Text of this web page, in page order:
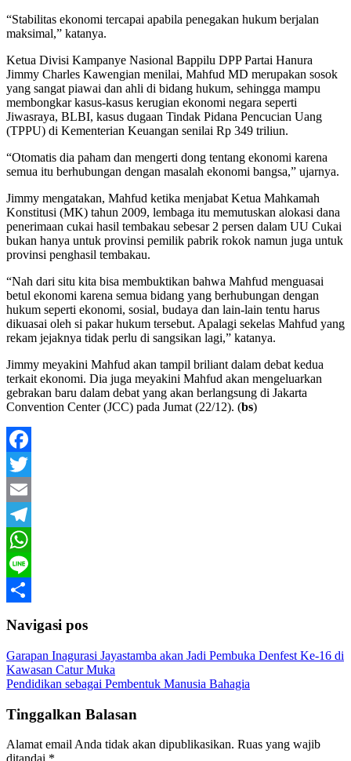
“Stabilitas ekonomi tercapai apabila penegakan hukum berjalan
maksimal,” katanya.
Ketua Divisi Kampanye Nasional Bappilu DPP Partai Hanura
Jimmy Charles Kawengian menilai, Mahfud MD merupakan sosok
yang sangat piawai dan ahli di bidang hukum, sehingga mampu
membongkar kasus-kasus kerugian ekonomi negara seperti
Jiwasraya, BLBI, kasus dugaan Tindak Pidana Pencucian Uang
(TPPU) di Kementerian Keuangan senilai Rp 349 triliun.
“Otomatis dia paham dan mengerti dong tentang ekonomi karena
semua itu berhubungan dengan masalah ekonomi bangsa,” ujarnya.
Jimmy mengatakan, Mahfud ketika menjabat Ketua Mahkamah
Konstitusi (MK) tahun 2009, lembaga itu memutuskan alokasi dana
penerimaan cukai hasil tembakau sebesar 2 persen dalam UU Cukai
bukan hanya untuk provinsi pemilik pabrik rokok namun juga untuk
provinsi penghasil tembakau.
“Nah dari situ kita bisa membuktikan bahwa Mahfud menguasai
betul ekonomi karena semua bidang yang berhubungan dengan
hukum seperti ekonomi, sosial, budaya dan lain-lain tentu harus
dikuasai oleh si pakar hukum tersebut. Apalagi sekelas Mahfud yang
rekam jejaknya tidak perlu di sangsikan lagi,” katanya.
Jimmy meyakini Mahfud akan tampil briliant dalam debat kedua
terkait ekonomi. Dia juga meyakini Mahfud akan mengeluarkan
gebrakan baru dalam debat yang akan berlangsung di Jakarta
Convention Center (JCC) pada Jumat (22/12). (bs)
Facebook
Twitter
Email
Telegram
WhatsApp
Line
Navigasi pos
Garapan Inagurasi Jayastamba akan Jadi Pembuka Denfest Ke-16 di
Kawasan Catur Muka
Pendidikan sebagai Pembentuk Manusia Bahagia
Tinggalkan Balasan
Alamat email Anda tidak akan dipublikasikan. Ruas yang wajib